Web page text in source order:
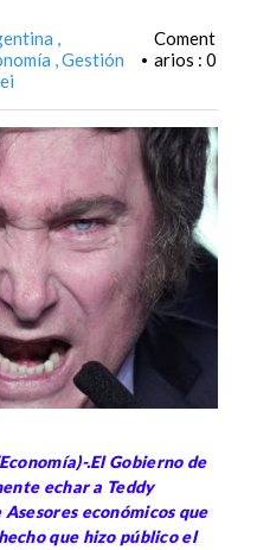
Gestión
•
Coment
arios : 0
.El Gobierno de
echar a Teddy
económicos que
que hizo público el